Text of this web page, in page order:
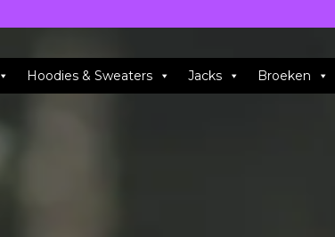
Hoodies & Sweaters Jacks Broeken